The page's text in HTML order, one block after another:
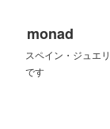
monad
スペイン・ジュエ
です